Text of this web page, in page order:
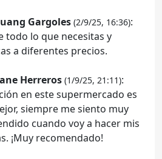
Gargoles (2/9/25, 16:36):
todo lo que necesitas y
a diferentes precios.
Herreros (1/9/25, 21:11):
en este supermercado es
siempre me siento muy
cuando voy a hacer mis
¡Muy recomendado!